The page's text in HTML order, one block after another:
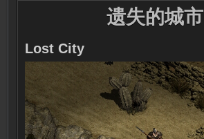
遗失的城市
Lost City